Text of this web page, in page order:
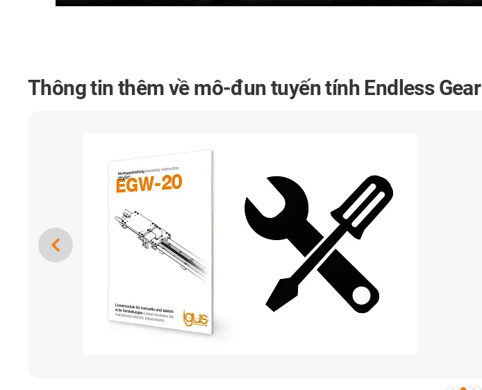
Thông tin thêm về mô-đun tuyến tính Endless Gear